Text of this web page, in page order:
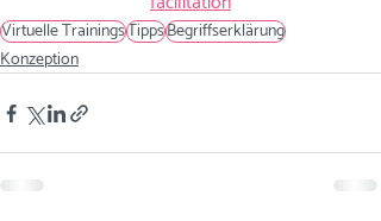
Virtuelle TrainingsTippsBegriffserklärung
Konzeption